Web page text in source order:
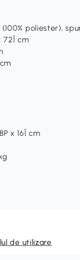
poliester),
72Î cm
x 16Î cm
de utilizare